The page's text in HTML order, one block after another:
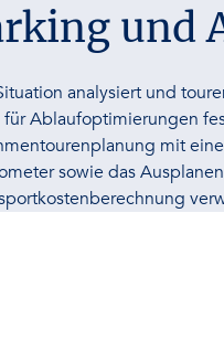
und
analysiert und
Ablaufoptimierungen
mit
sowie das